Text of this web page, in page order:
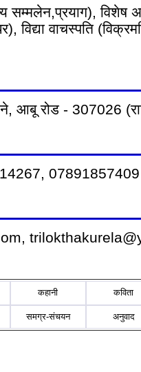
सम्मलेन,प्रयाग), विशेष
वाचस्पति
आबू रोड - 307026
07891857409
कहानी कविता
समग्र-संचयन अनुवाद